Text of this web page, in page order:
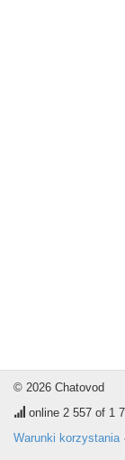
© 2026 Chatovod
online 2 557 of 1
Warunki korzystania·